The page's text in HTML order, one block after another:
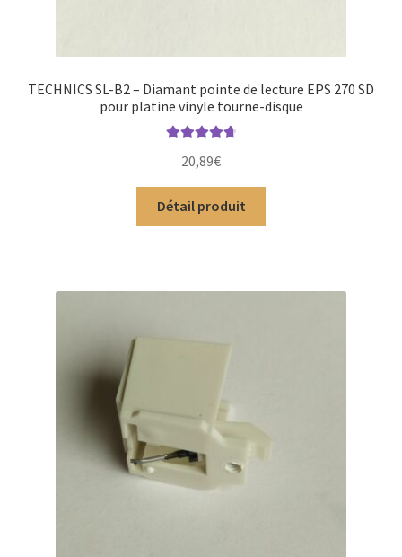
TECHNICS SL-B2 – Diamant pointe de lecture EPS 270 SD
pour platine vinyle tourne-disque
sur 5
20,89€
Détail produit